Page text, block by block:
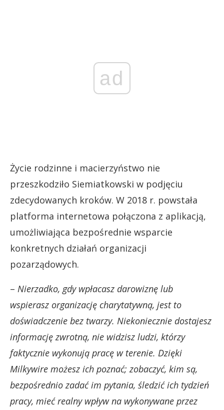
ad
Życie rodzinne i macierzyństwo nie
przeszkodziło Siemiatkowski w podjęciu
zdecydowanych kroków. W 2018 r. powstała
platforma internetowa połączona z aplikacją,
umożliwiająca bezpośrednie wsparcie
konkretnych działań organizacji
pozarządowych.
– Nierzadko, gdy wpłacasz darowiznę lub
wspierasz organizację charytatywną, jest to
doświadczenie bez twarzy. Niekoniecznie dostajesz
informację zwrotną, nie widzisz ludzi, którzy
faktycznie wykonują pracę w terenie. Dzięki
Milkywire możesz ich poznać; zobaczyć, kim są,
bezpośrednio zadać im pytania, śledzić ich tydzień
pracy, mieć realny wpływ na wykonywane przez